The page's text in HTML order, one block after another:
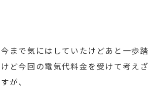
まで気にはしていたけどあと一歩踏
ど今回の電気代料金を受けて考えざ
が、